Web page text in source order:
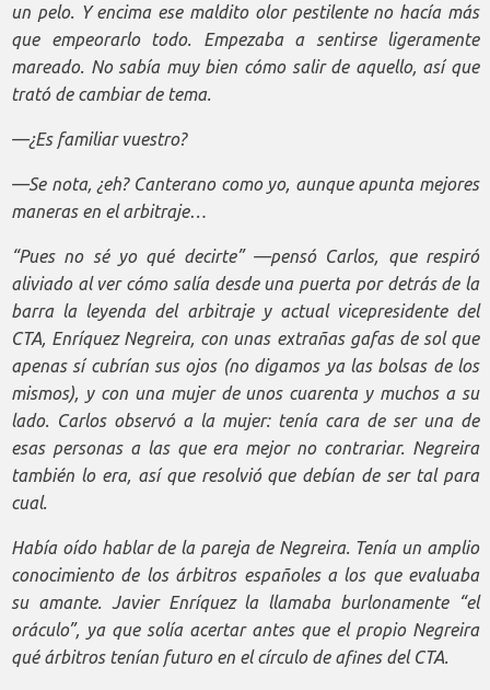
un pelo. Y encima ese maldito olor pestilente no hacía más
que empeorarlo todo. Empezaba a sentirse ligeramente
mareado. No sabía muy bien cómo salir de aquello, así que
trató de cambiar de tema.
—¿Es familiar vuestro?
—Se nota, ¿eh? Canterano como yo, aunque apunta mejores
maneras en el arbitraje…
“Pues no sé yo qué decirte” —pensó Carlos, que respiró
aliviado al ver cómo salía desde una puerta por detrás de la
barra la leyenda del arbitraje y actual vicepresidente del
CTA, Enríquez Negreira, con unas extrañas gafas de sol que
apenas sí cubrían sus ojos (no digamos ya las bolsas de los
mismos), y con una mujer de unos cuarenta y muchos a su
lado. Carlos observó a la mujer: tenía cara de ser una de
esas personas a las que era mejor no contrariar. Negreira
también lo era, así que resolvió que debían de ser tal para
cual.
Había oído hablar de la pareja de Negreira. Tenía un amplio
conocimiento de los árbitros españoles a los que evaluaba
su amante. Javier Enríquez la llamaba burlonamente “el
oráculo”, ya que solía acertar antes que el propio Negreira
qué árbitros tenían futuro en el círculo de afines del CTA.